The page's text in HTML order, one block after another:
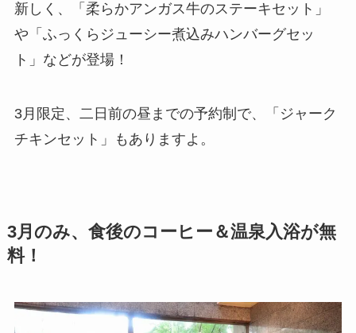
新しく、「柔らかアンガス牛のステーキセット」
や「ふっくらジューシー煮込みハンバーグセッ
ト」などが登場！
3月限定、二日前の昼までの予約制で、「ジャーク
チキンセット」もありますよ。
3月のみ、食後のコーヒー＆温泉入浴が無
料！